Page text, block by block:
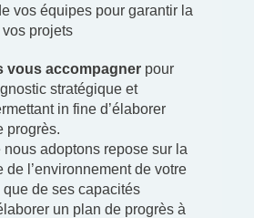
vos équipes pour garantir la
projets
vous accompagner pour
stratégique et
in fine d’élaborer
progrès.
nous adoptons repose sur la
de l’environnement de votre
de ses capacités
un plan de progrès à